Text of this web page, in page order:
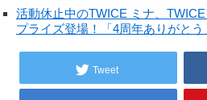
活動休止中のTWICE ミナ、
プライズ登場！「4周年ありがとう
Tweet